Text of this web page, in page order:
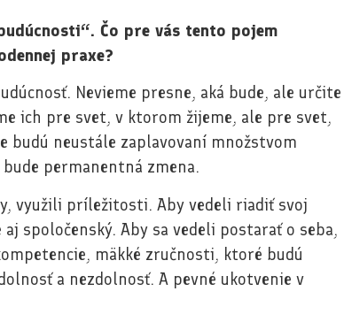
Čo pre vás tento pojem
praxe?
Nevieme presne, aká bude, ale určite
ich pre svet, v ktorom žijeme, ale pre svet,
budú neustále zaplavovaní množstvom
permanentná zmena.
využili príležitosti. Aby vedeli riadiť svoj
spoločenský. Aby sa vedeli postarať o seba,
mäkké zručnosti, ktoré budú
a nezdolnosť. A pevné ukotvenie v